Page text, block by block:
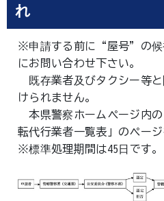
れ
※申請する前に“屋号”の候
にお問い合わせ下さい。
既存業者及びタクシー等
けられません。
本県警察ホームページ内
転代行業者一覧表」のページ
※標準処理期間は45日です。